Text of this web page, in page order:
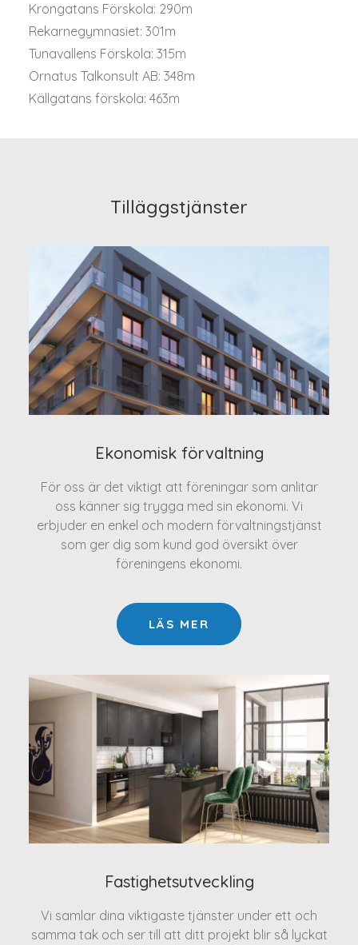
Krongatans Förskola: 290m
Rekarnegymnasiet: 301m
Tunavallens Förskola: 315m
Ornatus Talkonsult AB: 348m
Källgatans förskola: 463m
Tilläggstjänster
Ekonomisk förvaltning
För oss är det viktigt att föreningar som anlitar
oss känner sig trygga med sin ekonomi. Vi
erbjuder en enkel och modern förvaltningstjänst
som ger dig som kund god översikt över
föreningens ekonomi.
LÄS MER
Fastighetsutveckling
Vi samlar dina viktigaste tjänster under ett och
samma tak och ser till att ditt projekt blir så lyckat